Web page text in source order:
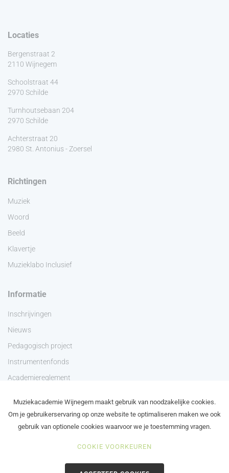
Locaties
Bergenstraat 2
2110 Wijnegem
Schoolstraat 44
2970 Schilde
Turnhoutsebaan 204
2970 Schilde
Achterstraat 20
2980 St. Antonius - Zoersel
Richtingen
Muziek
Woord
Beeld
Klavertje
Muzieklabo Inclusief
Informatie
Inschrijvingen
Nieuws
Pedagogisch project
Instrumentenfonds
Academiereglement
Muziekacademie Wijnegem maakt gebruik van noodzakelijke cookies.
Om je gebruikerservaring op onze website te optimaliseren maken we ook
gebruik van optionele cookies waarvoor we je toestemming vragen.
COOKIE VOORKEUREN
©2024 Academie Wijnegem - Schilde - Zoersel